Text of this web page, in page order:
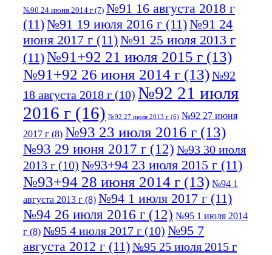
№90 24 июня 2014 г (7) №91 16 августа 2018 г
(11)№91 19 июля 2016 г (11)№91 24
июня 2017 г (11)№91 25 июля 2013 г
(11)№91+92 21 июля 2015 г (13)
№91+92 26 июня 2014 г (13)№92
18 августа 2018 г (10) №92 21 июля
2016 г (16) №92 27 июля 2013 г (6) №92 27 июня
2017 г (8) №93 23 июля 2016 г (13)
№93 29 июня 2017 г (12) №93 30 июля
2013 г (10) №93+94 23 июля 2015 г (11)
№93+94 28 июня 2014 г (13) №94 1
августа 2013 г (8) №94 1 июля 2017 г (11)
№94 26 июля 2016 г (12) №95 1 июля 2014
г (8) №95 4 июля 2017 г (10) №95 7
августа 2012 г (11)№95 25 июля 2015 г